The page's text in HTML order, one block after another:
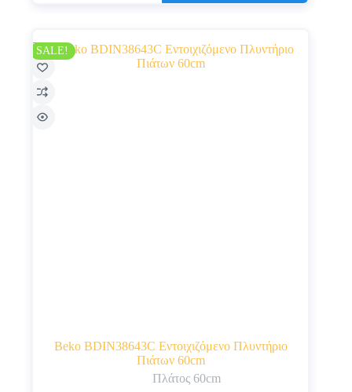
€489.00.
SALE!
Beko BDIN38643C Εντοιχιζόμενο Πλυντήριο
Πιάτων 60cm
Πλάτος 60cm